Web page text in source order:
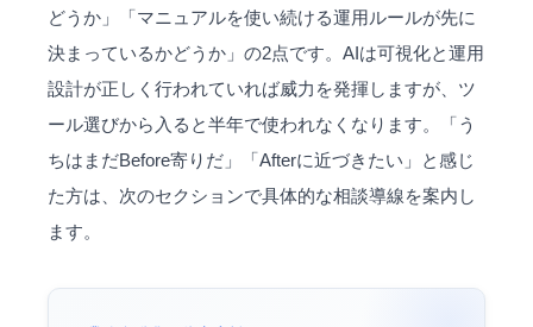
どうか」「マニュアルを使い続ける運用ルールが先に
決まっているかどうか」の2点です。AIは可視化と運用
設計が正しく行われていれば威力を発揮しますが、ツ
ール選びから入ると半年で使われなくなります。「う
ちはまだBefore寄りだ」「Afterに近づきたい」と感じ
た方は、次のセクションで具体的な相談導線を案内し
ます。